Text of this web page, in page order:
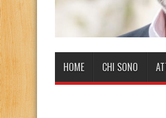
HOME CHI SONO